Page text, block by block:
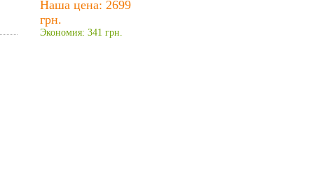
Наша цена: 2699
грн.
Экономия: 341 грн.